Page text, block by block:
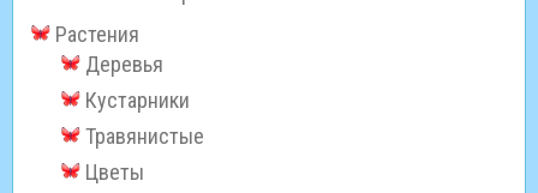
Растения
Деревья
Кустарники
Травянистые
Цветы